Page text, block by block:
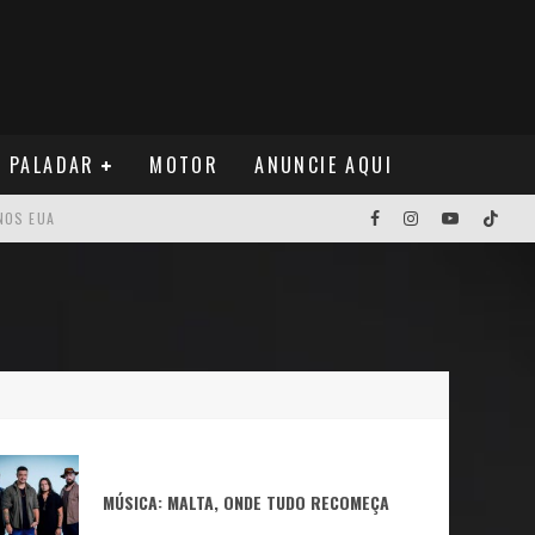
PALADAR MOTOR ANUNCIE AQUI
EUA
MÚSICA: MALTA, ONDE TUDO RECOMEÇA